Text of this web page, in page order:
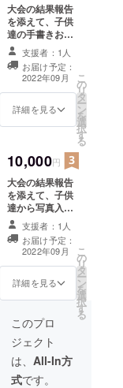
大会の結果報告
を添えて、子供
達の手書きお礼
のメッセージ
カードを送らせ
ていただきま
す。
支援者：1人
お届け予定：
2022年09月
詳細を見る
こ
の
リ
タ
ー
ン
を
選
択
す
る
10,000円
大会の結果報告
を添えて、子供
達から写真入り
手書き色紙を送
らせていただき
ます。
支援者：1人
お届け予定：
2022年09月
詳細を見る
こ
の
リ
タ
ー
ン
を
選
択
す
る
このプロ
ジェクト
は、 All-In方
式です。